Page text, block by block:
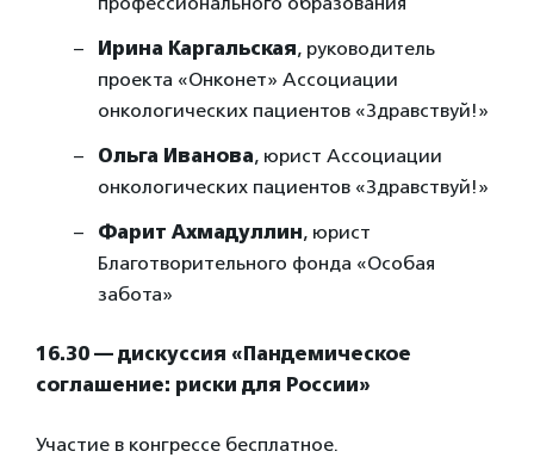
Ирина Каргальская, руководитель
проекта «Онконет» Ассоциации
онкологических пациентов «Здравствуй!»
Ольга Иванова, юрист Ассоциации
онкологических пациентов «Здравствуй!»
Фарит Ахмадуллин, юрист
Благотворительного фонда «Особая
забота»
16.30 — дискуссия «Пандемическое
соглашение: риски для России»
Участие в конгрессе бесплатное.